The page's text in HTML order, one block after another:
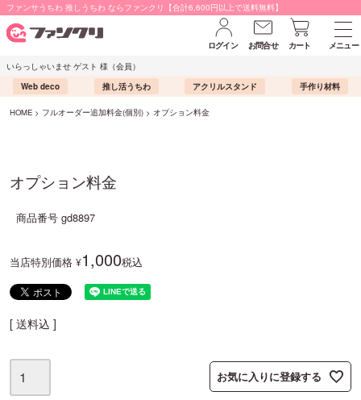
ファンサうちわ 推しうちわ ならファンクリ【合計6,600円以上で送料無料】
ログイン お問合せ カート
メニュー
いらっしゃいませ ゲスト 様（会員）
Web deco
推し活うちわ アクリルスタンド 手作り材料
HOME フルオーダー追加料金(個別) オプション料金
オプション料金
商品番号 gd8897
当店特別価格 ¥1,000税込
送料込
お気に入りに登録する